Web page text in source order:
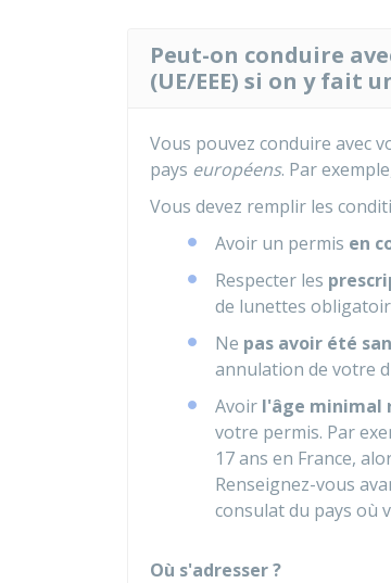
Peut-on conduire
(UE/EEE) si on y fait
Vous pouvez conduire avec
pays européens. Par
Vous devez remplir les
Avoir un permis en
Respecter les
de lunettes
Ne pas avoir été
annulation de votre
Avoir l'âge minimal
votre permis. Par
17 ans en France,
Renseignez-vous
consulat du pays où
Où s'adresser ?